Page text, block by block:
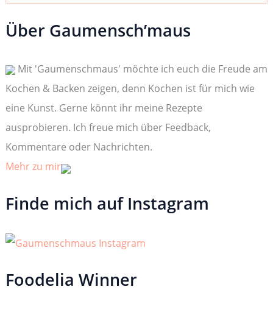
h
e
a
c
h
:
Über Gaumensch’maus
Mit 'Gaumenschmaus' möchte ich euch die Freude am
Kochen & Backen zeigen, denn Kochen ist für mich wie
eine Kunst. Gerne könnt ihr meine Rezepte
ausprobieren. Ich freue mich über Feedback,
Kommentare oder Nachrichten.
Mehr zu mir
Finde mich auf Instagram
Foodelia Winner